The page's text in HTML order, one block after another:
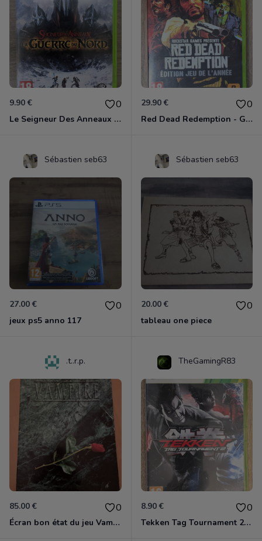
9.90 € 0
Le Seigneur Des Anneaux - La Guerre Du Nord Xbox 360
29.90 € 0
Red Dead Redemption - Game Of The Year Xbox 360
Sébastien seb63
27.00 € 0
jeux ps5 anno 117
Sébastien seb63
20.00 € 0
tableau one piece
.t..r.p.
85.00 € 0
Écran bon état du jeu Vampire et livre de règles « la mascarade » état d’usage
TheGamingR83
8.90 € 0
Tekken Tag Tournament 2 Xbox 360